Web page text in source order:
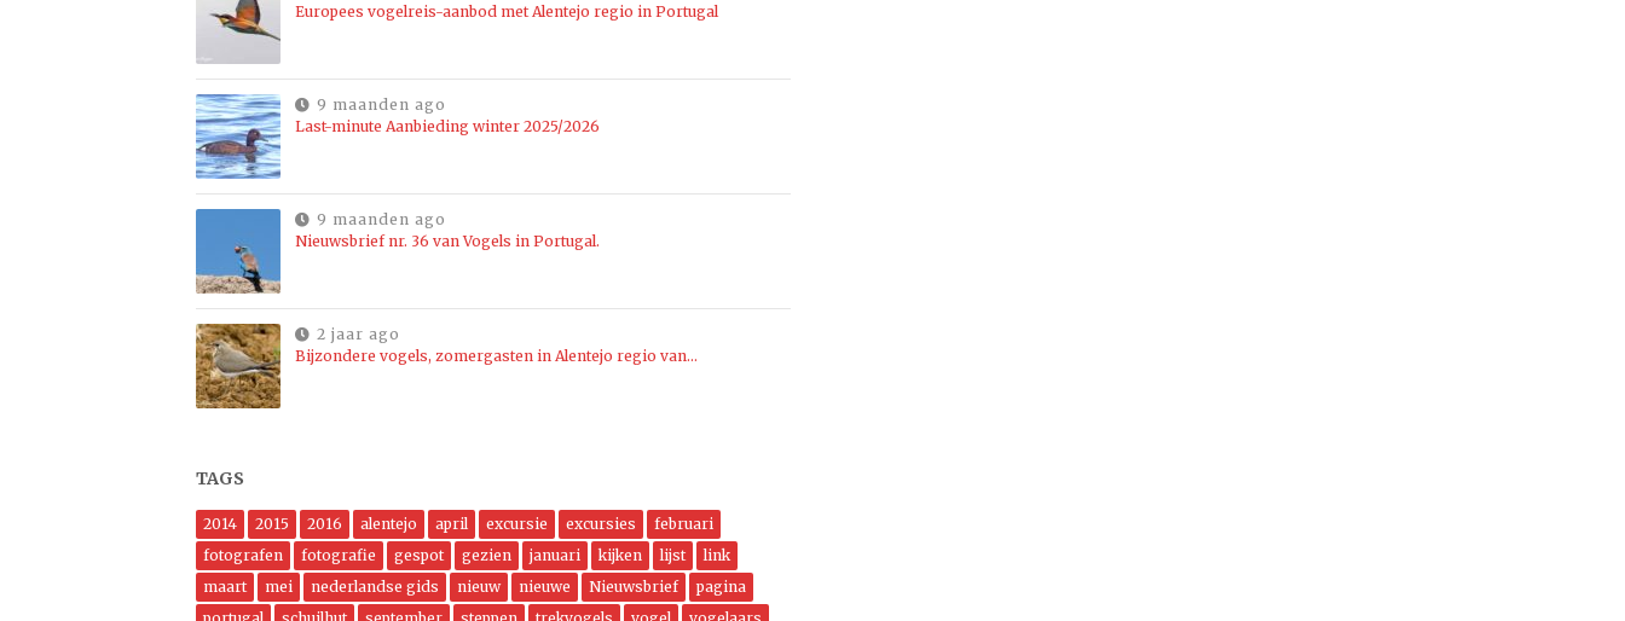
Europees vogelreis-aanbod met Alentejo regio in Portugal
9 maanden ago
Last-minute Aanbieding winter 2025/2026
9 maanden ago
Nieuwsbrief nr. 36 van Vogels in Portugal.
2 jaar ago
Bijzondere vogels, zomergasten in Alentejo regio van…
TAGS
2014 2015 2016 alentejo april excursie excursies
februari
fotografen
fotografie gespot gezien januari kijken lijst
link
maart
mei nederlandse gids nieuw nieuwe Nieuwsbrief
pagina